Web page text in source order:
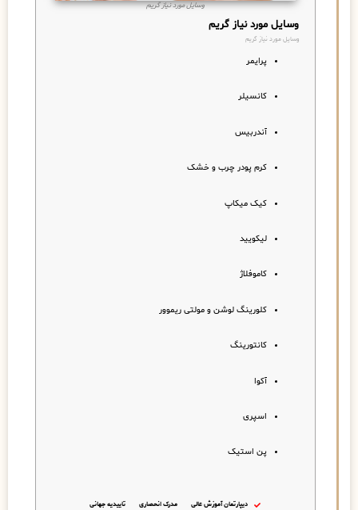
وسایل مورد نیاز گریم
وسایل مورد نیاز گریم
وسایل مورد نیاز گریم
پرایمر
کانسیلر
آندربیس
کرم پودر چرب و خشک
کیک میکاپ
لیکویید
کاموفلاژ
کلورینگ لوشن و مولتی ریموور
کانتورینگ
آکوا
اسپری
پن استیک
دیپارتمان آموزش عالی مدرک انحصاری تاییدیه جهانی